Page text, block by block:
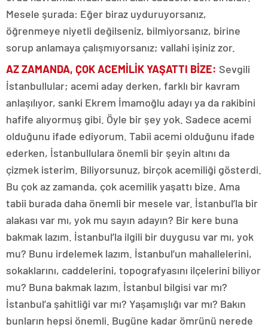
Mesele şurada: Eğer biraz uyduruyorsanız,
öğrenmeye niyetli değilseniz, bilmiyorsanız, birine
sorup anlamaya çalışmıyorsanız; vallahi işiniz zor.
AZ ZAMANDA, ÇOK ACEMİLİK YAŞATTI BİZE: Sevgili
İstanbullular; acemi aday derken, farklı bir kavram
anlaşılıyor, sanki Ekrem İmamoğlu adayı ya da rakibini
hafife alıyormuş gibi. Öyle bir şey yok. Sadece acemi
olduğunu ifade ediyorum. Tabii acemi olduğunu ifade
ederken, İstanbullulara önemli bir şeyin altını da
çizmek isterim. Biliyorsunuz, birçok acemiliği gösterdi.
Bu çok az zamanda, çok acemilik yaşattı bize. Ama
tabii burada daha önemli bir mesele var. İstanbul’la bir
alakası var mı, yok mu sayın adayın? Bir kere buna
bakmak lazım. İstanbul’la ilgili bir duygusu var mı, yok
mu? Bunu irdelemek lazım. İstanbul’un mahallelerini,
sokaklarını, caddelerini, topografyasını ilçelerini biliyor
mu? Buna bakmak lazım. İstanbul bilgisi var mı?
İstanbul’a şahitliği var mı? Yaşamışlığı var mı? Bakın
bunların hepsi önemli. Bugüne kadar ömrünü nerede